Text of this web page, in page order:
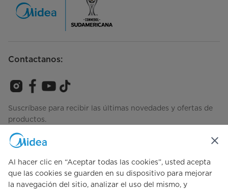
Contactanos:
Suscríbase para recibir las últimas novedades y ofertas de
productos.
Consulta cómo gestionamos tus datos Términos de Uso
Al hacer clic en “Aceptar todas las cookies”, usted acepta
que las cookies se guarden en su dispositivo para mejorar
la navegación del sitio, analizar el uso del mismo, y